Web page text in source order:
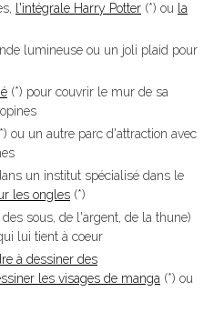
l'intégrale Harry Potter (*) ou la
lumineuse ou un joli plaid pour
(*) pour couvrir le mur de sa
ou un autre parc d'attraction avec
un institut spécialisé dans le
les ongles (*)
sous, de l'argent, de la thune)
lui tient à coeur
à dessiner des
les visages de manga (*) ou